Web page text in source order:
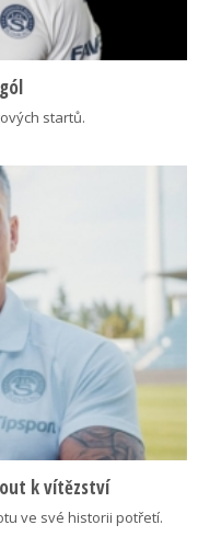
startů.
k vítězství
ve své historii potřetí.